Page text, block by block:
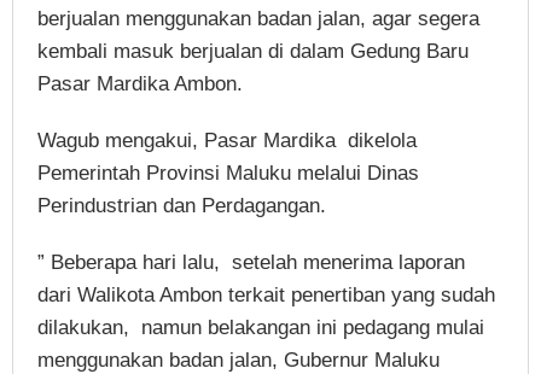
berjualan menggunakan badan jalan, agar segera
kembali masuk berjualan di dalam Gedung Baru
Pasar Mardika Ambon.
Wagub mengakui, Pasar Mardika dikelola
Pemerintah Provinsi Maluku melalui Dinas
Perindustrian dan Perdagangan.
” Beberapa hari lalu, setelah menerima laporan
dari Walikota Ambon terkait penertiban yang sudah
dilakukan, namun belakangan ini pedagang mulai
menggunakan badan jalan, Gubernur Maluku